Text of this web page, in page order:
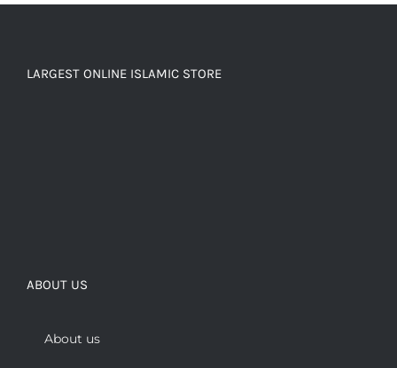
LARGEST ONLINE ISLAMIC STORE
ABOUT US
About us